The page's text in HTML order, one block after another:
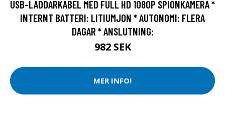
USB-LADDARKABEL MED FULL HD 1080P SPIONKAMERA *
INTERNT BATTERI: LITIUMJON * AUTONOMI: FLERA
DAGAR * ANSLUTNING:
982 SEK
MER INFO!